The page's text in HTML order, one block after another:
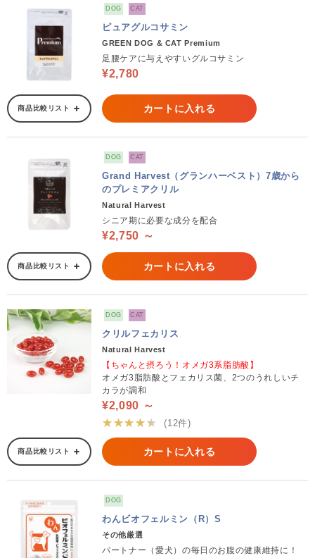
DOG CAT
ピュアグルコサミン
GREEN DOG & CAT Premium
足腰ケアに与えやすいグルコサミン
¥2,780
商品比較リスト カートに入れる
DOG CAT
Grand Harvest（グランハーベスト）7歳から
のプレミアクリル
Natural Harvest
シニア期に必要な成分を配合
¥2,750 ～
商品比較リスト カートに入れる
DOG CAT
クリルフェカリス
Natural Harvest
【ちゃんと摂ろう！オメガ3系脂肪酸】
オメガ3脂肪酸とフェカリス菌、2つのうれしいチ
カラが調和
¥2,090 ～
★★★★★
(12件)
商品比較リスト カートに入れる
DOG
わんビオフェルミン（R）S
その他厳選
パートナー（愛犬）の毎日のお腹の健康維持に！